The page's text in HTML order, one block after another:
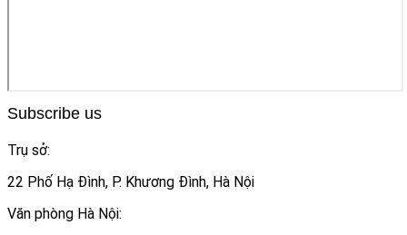
Subscribe us
Trụ sở:
22 Phố Hạ Đình, P. Khương Đình, Hà Nội
Văn phòng Hà Nội: